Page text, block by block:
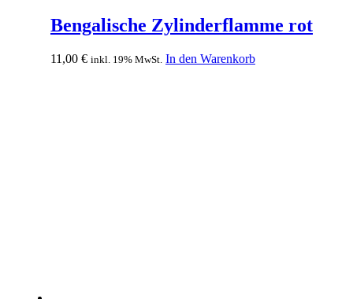
Bengalische Zylinderflamme rot
11,00 € inkl. 19% MwSt. In den Warenkorb